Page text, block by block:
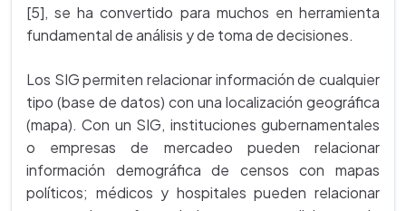
[5], se ha convertido para muchos en herramienta
fundamental de análisis y de toma de decisiones.
Los SIG permiten relacionar información de cualquier
tipo (base de datos) con una localización geográfica
(mapa). Con un SIG, instituciones gubernamentales
o empresas de mercadeo pueden relacionar
información demográfica de censos con mapas
políticos; médicos y hospitales pueden relacionar